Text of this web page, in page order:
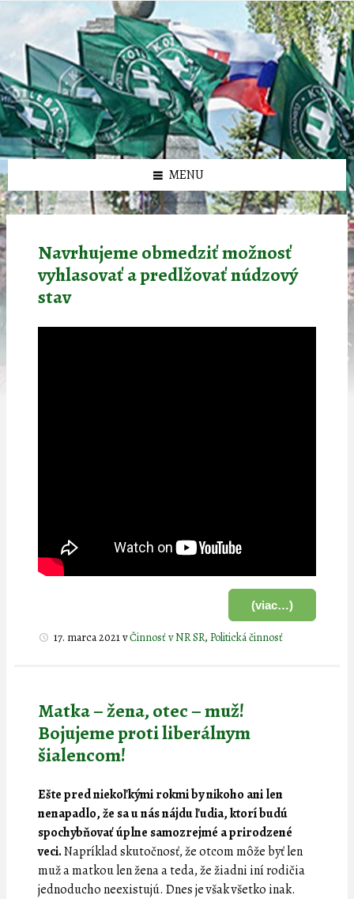
олимп казино
Preskočiť
Preskočiť
panel
Preskočiť
panel
Preskočiť
MENU
Navrhujeme obmedziť možnosť
vyhlasovať a predlžovať núdzový
stav
(viac…)
17. marca 2021vČinnosť v NR SR, Politická činnosť
Matka – žena, otec – muž!
Bojujeme proti liberálnym
šialencom!
Ešte pred niekoľkými rokmi by nikoho ani len
nenapadlo, že sa u nás nájdu ľudia, ktorí budú
spochybňovať úplne samozrejmé a prirodzené
veci.Napríklad skutočnosť, že otcom môže byť len
muž a matkou len žena a teda, že žiadni iní rodičia
jednoducho neexistujú. Dnes je však všetko inak.